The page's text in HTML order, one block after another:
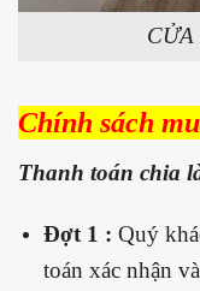
Chính sách
Thanh toán chia
Đợt 1 : Quý
toán xác nhận